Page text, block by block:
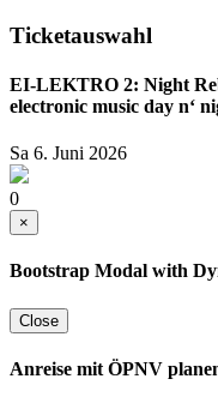
Ticketauswahl
EI-LEKTRO 2: Night
electronic music day n‘
Sa 6. Juni 2026
0
×
Bootstrap Modal with
Close
Anreise mit ÖPNV